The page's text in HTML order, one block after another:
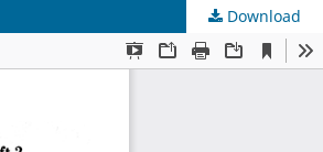
Download